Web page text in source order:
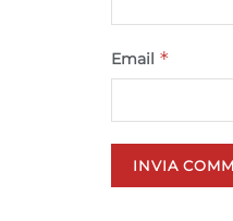
Email *